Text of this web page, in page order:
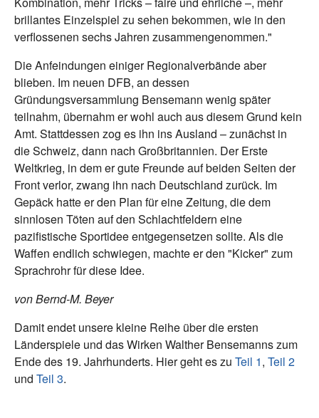
brillantes Einzelspiel zu sehen bekommen, wie in den
verflossenen sechs Jahren zusammengenommen."
Die Anfeindungen einiger Regionalverbände aber
blieben. Im neuen DFB, an dessen
Gründungsversammlung Bensemann wenig später
teilnahm, übernahm er wohl auch aus diesem Grund kein
Amt. Stattdessen zog es ihn ins Ausland – zunächst in
die Schweiz, dann nach Großbritannien. Der Erste
Weltkrieg, in dem er gute Freunde auf beiden Seiten der
Front verlor, zwang ihn nach Deutschland zurück. Im
Gepäck hatte er den Plan für eine Zeitung, die dem
sinnlosen Töten auf den Schlachtfeldern eine
pazifistische Sportidee entgegensetzen sollte. Als die
Waffen endlich schwiegen, machte er den "Kicker" zum
Sprachrohr für diese Idee.
von Bernd-M. Beyer
Damit endet unsere kleine Reihe über die ersten
Länderspiele und das Wirken Walther Bensemanns zum
Ende des 19. Jahrhunderts. Hier geht es zu Teil 1, Teil 2
und Teil 3.